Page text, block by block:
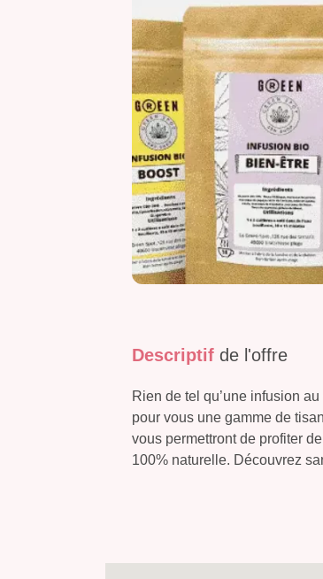
Descriptif de l'offre
Rien de tel qu’une infusion
pour vous une gamme de
vous permettront de profiter
100% naturelle. Découvrez